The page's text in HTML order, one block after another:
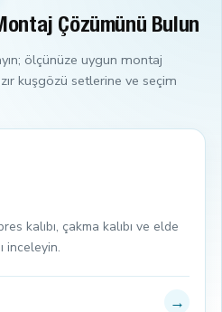
Çözümünü Bulun
ölçünüze uygun montaj
kuşgözü setlerine ve seçim
kalıbı, çakma kalıbı ve elde
inceleyin.
→